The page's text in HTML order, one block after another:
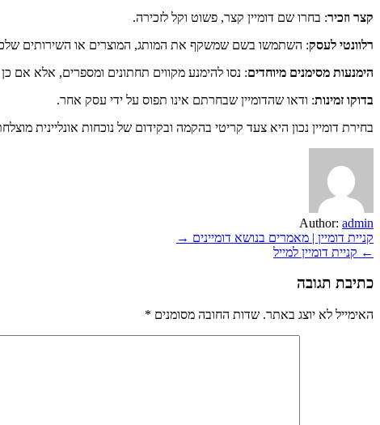
קצר וזכיר: בחרו שם דומיין קצר, פשוט וקל לזכירה.
רלוונטי לעסק: השתמשו בשם שמשקף את המותג, המוצרים או השירותים
הימנעות מסימנים מיוחדים: נסו להימנע מקווים תחתונים ומספרים, אלא אם
בדוקו זמינות: ודאו שהדומיין שבחרתם אינו תפוס על ידי עסק אחר.
בחירת דומיין נכון היא צעד קריטי בהקמה ובקידום של נוכחות
Author: admin
ניווט
קניית דומיין | מאמרים בנושא דומיינים →
← קניית דומיין למייל
כתיבת תגובה
האימייל לא יוצג באתר. שדות החובה מסומנים *